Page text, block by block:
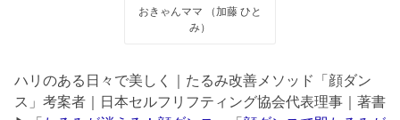
おきゃんママ （加藤 ひと
み）
ハリのある日々で美しく｜たるみ改善メソッド「顔ダン
ス」考案者｜日本セルフリフティング協会代表理事｜著書